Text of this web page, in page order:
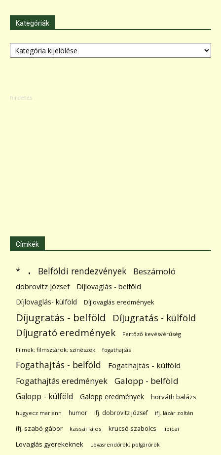
Kategóriák
Kategóriák
Címkék
* . Belföldi rendezvények Beszámoló
dobrovitz józsef
Díjlovaglás - belföld
Díjlovaglás- külföld
Díjlovaglás eredmények
Díjugratás - belföld Díjugratás - külföld
Díjugrató eredmények Fertőző kevésvérűség
Filmek; filmsztárok; színészek fogathajtás
Fogathajtás - belföld Fogathajtás - külföld
Fogathajtás eredmények Galopp - belföld
Galopp - külföld Galopp eredmények horváth balázs
hugyecz mariann humor ifj. dobrovitz józsef ifj. lázár zoltán
ifj. szabó gábor kassai lajos krucsó szabolcs lipicai
Lovaglás gyerekeknek Lovasrendőrök; polgárőrök